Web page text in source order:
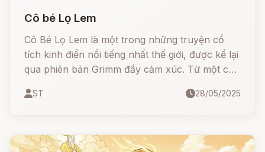
Cô bé Lọ Lem
Cô Bé Lọ Lem là một trong những truyện cổ
tích kinh điển nổi tiếng nhất thế giới, được kể lại
qua phiên bản Grimm đầy cảm xúc. Từ một cô
nghịch cảnh nhờ lòng tốt, sự kiên nhẫn và một
ST 28/05/2025